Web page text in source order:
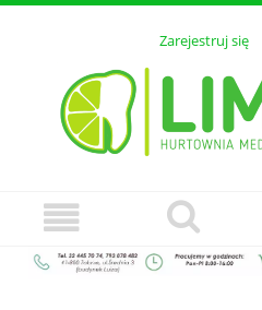
Zarejestruj się